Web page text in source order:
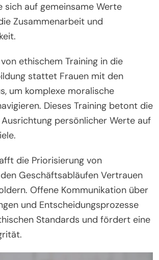
sich auf gemeinsame Werte
Zusammenarbeit und
ethischem Training in die
stattet Frauen mit den
um komplexe moralische
Dieses Training betont die
persönlicher Werte auf
die Priorisierung von
Geschäftsabläufen Vertrauen
Offene Kommunikation über
und Entscheidungsprozesse
Standards und fördert eine